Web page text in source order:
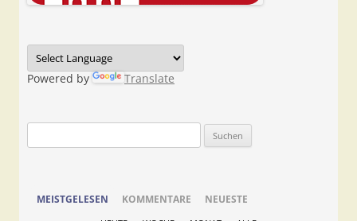
Powered by Translate
nach:
MEISTGELESEN KOMMENTARE NEUESTE